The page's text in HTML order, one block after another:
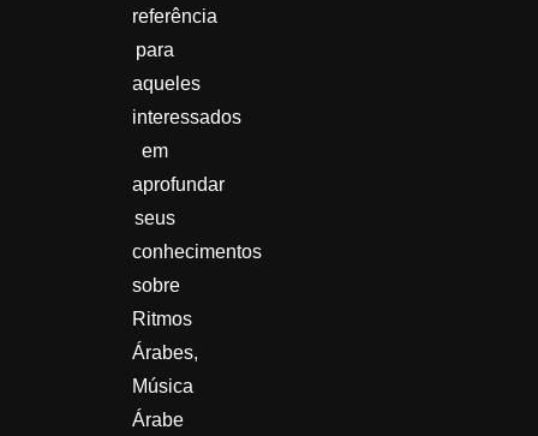
referência
para
aqueles
interessados
em
aprofundar
seus
conhecimentos
sobre
Ritmos
Árabes,
Música
Árabe